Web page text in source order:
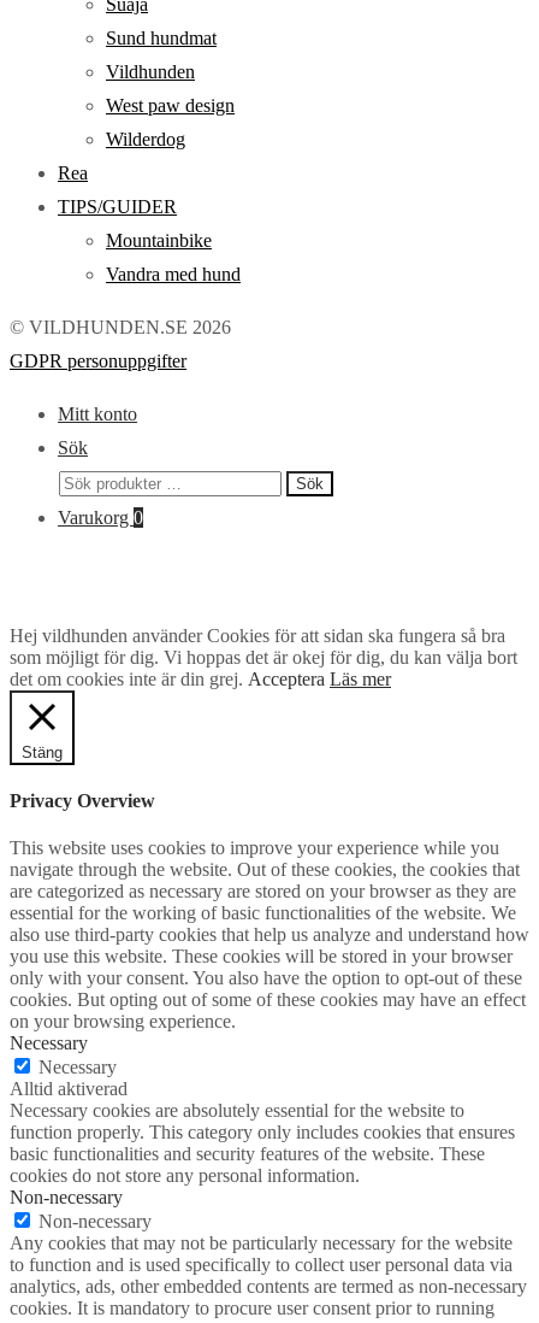
Suaja
Sund hundmat
Vildhunden
West paw design
Wilderdog
Rea
TIPS/GUIDER
Mountainbike
Vandra med hund
© VILDHUNDEN.SE 2026
GDPR personuppgifter
Mitt konto
Sök
Sök
efter:
Sök
Varukorg 0
Hej vildhunden använder Cookies för att sidan ska fungera så bra
som möjligt för dig. Vi hoppas det är okej för dig, du kan välja bort
det om cookies inte är din grej. Acceptera Läs mer
Stäng
Privacy Overview
This website uses cookies to improve your experience while you
navigate through the website. Out of these cookies, the cookies that
are categorized as necessary are stored on your browser as they are
essential for the working of basic functionalities of the website. We
also use third-party cookies that help us analyze and understand how
you use this website. These cookies will be stored in your browser
only with your consent. You also have the option to opt-out of these
cookies. But opting out of some of these cookies may have an effect
on your browsing experience.
Necessary
Necessary
Alltid aktiverad
Necessary cookies are absolutely essential for the website to
function properly. This category only includes cookies that ensures
basic functionalities and security features of the website. These
cookies do not store any personal information.
Non-necessary
Non-necessary
Any cookies that may not be particularly necessary for the website
to function and is used specifically to collect user personal data via
analytics, ads, other embedded contents are termed as non-necessary
cookies. It is mandatory to procure user consent prior to running